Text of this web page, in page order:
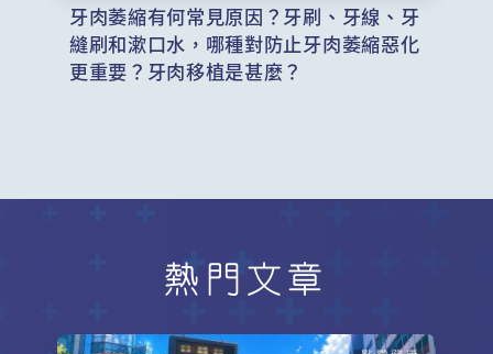
牙肉萎縮有何常見原因？牙刷、牙線、牙
縫刷和漱口水，哪種對防止牙肉萎縮惡化
更重要？牙肉移植是甚麼？
熱門文章